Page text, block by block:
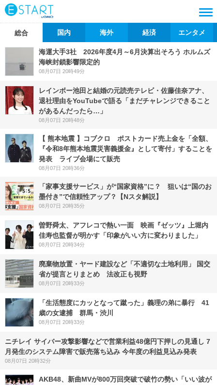
総合 国内 海外 経済 エンタメ
海運大手3社 2026年度4月～6月決算出そろう ホルムズ
海峡封鎖影響限定的
08月07日 20時49分
レインボー池田と結婚の元読売テレビ・佐藤佳奈アナ、
退社理由をYouTubeで語る「まだチャレンジできること
があるんだったら…」
08月07日 20時48分
【 熊本地震 】コブクロ ポストカード売上金を「全額、
『令和8年熊本地震災害義援金』として寄付」することを
発表 ライブ会場にて販売
08月07日 20時36分
「家事支援サービス」が“国家資格”に？ 狙いは“国のお
墨付き”で信頼性アップ？【Nスタ解説】
08月07日 20時35分
曽野舜太、アフレコで熱い一面 映画『ゼッツ』上堀内
佳寿也監督が明かす「印象がいい方に変わりました」
08月07日 20時34分
廃棄物放置・ヤード建設など「不適切な土地利用」 国交
省が提言とりまとめ 法改正も視野
08月07日 20時33分
「生活態度にカッとなって蹴った」義理の弟に暴行 41
歳の女逮捕 群馬・渋川
08月07日 20時33分
ニチレイ サイバー攻撃影響などで営業利益48億円下押しの見通し 7
月発生のシステム障害で販売落ち込み 今年度の利益見込み発表
08月07日 20時32分
AKB48、新曲MVが800万回突破で破竹の勢い「いい波が